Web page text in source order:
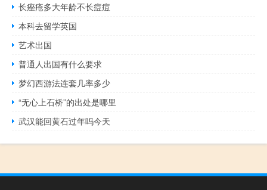
长痤疮多大年龄不长痘痘
本科去留学英国
艺术出国
普通人出国有什么要求
梦幻西游法连套几率多少
“无心上石桥”的出处是哪里
武汉能回黄石过年吗今天